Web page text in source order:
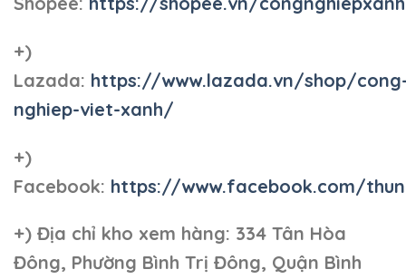
+)
Lazada: https://www.lazada.vn/shop/
nghiep-viet-xanh/
+)
Facebook: https://www.facebook.com/
+) Địa chỉ kho xem hàng: 334 Tân Hòa
Đông, Phường Bình Trị Đông, Quận Bình